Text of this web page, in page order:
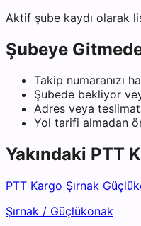
Aktif şube kaydı olarak
Şubeye
Takip numaranızı
Şubede bekliyor
Adres veya
Yol tarifi almadan
Yakındaki PTT
PTT Kargo Şırnak
Şırnak / Güçlükonak